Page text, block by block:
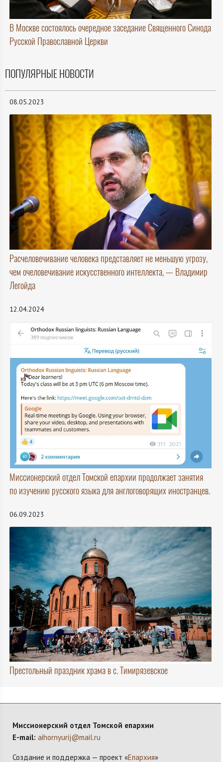
В Москве состоялось очередное заседание Священного Синода
Русской Православной Церкви
ПОПУЛЯРНЫЕ НОВОСТИ
08.05.2023
Расчеловечивание человека представляет не меньшую угрозу,
чем очеловечивание искусственного интеллекта, — Владимир
Легойда
12.04.2024
Миссионерский отдел Томской епархии продолжает занятия
по изучению русского языка для англоговорящих иностранцев.
06.09.2023
Престольный праздник храма в с. Тимирязевское
Миссионерский отдел Томской епархии
E-mail: aihornyurij@mail.ru
Создание и поддержка — проект «Епархия»